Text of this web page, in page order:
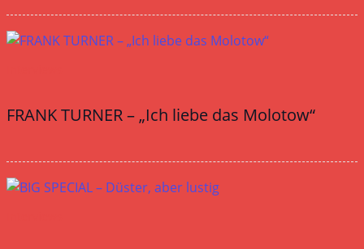
FRANK TURNER – „Ich liebe das Molotow“